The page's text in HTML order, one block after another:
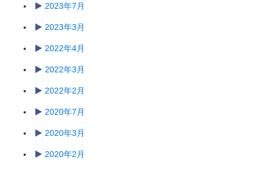
2023年7月
2023年3月
2022年4月
2022年3月
2022年2月
2020年7月
2020年3月
2020年2月